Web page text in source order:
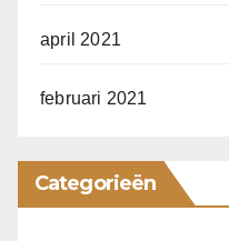
april 2021
februari 2021
Categorieën